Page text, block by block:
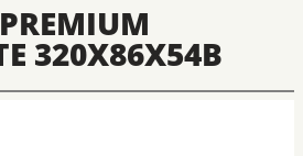
320X86X54B